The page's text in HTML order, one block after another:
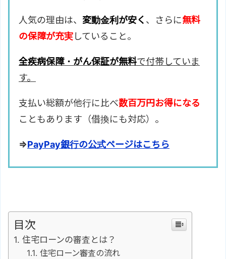
人気の理由は、 変動金利が安く 、さらに無料
の保障が充実していること。
全疾病保障・がん保証が無料で付帯していま
す。
支払い総額が他行に比べ数百万円お得になる
こともあります（借換にも対応）。
⇒PayPay銀行の公式ページはこちら
目次
住宅ローンの審査とは？
住宅ローン審査の流れ